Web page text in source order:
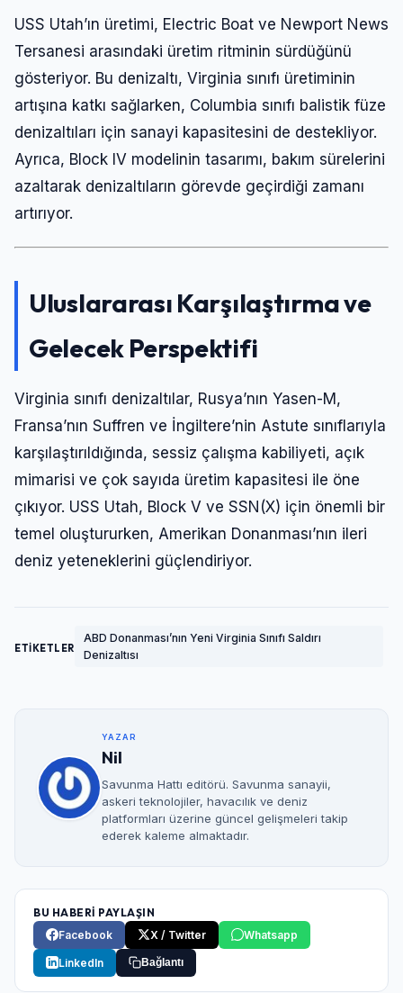
USS Utah’ın üretimi, Electric Boat ve Newport News
Tersanesi arasındaki üretim ritminin sürdüğünü
gösteriyor. Bu denizaltı, Virginia sınıfı üretiminin
artışına katkı sağlarken, Columbia sınıfı balistik füze
denizaltıları için sanayi kapasitesini de destekliyor.
Ayrıca, Block IV modelinin tasarımı, bakım sürelerini
azaltarak denizaltıların görevde geçirdiği zamanı
artırıyor.
Uluslararası Karşılaştırma ve
Gelecek Perspektifi
Virginia sınıfı denizaltılar, Rusya’nın Yasen-M,
Fransa’nın Suffren ve İngiltere’nin Astute sınıflarıyla
karşılaştırıldığında, sessiz çalışma kabiliyeti, açık
mimarisi ve çok sayıda üretim kapasitesi ile öne
çıkıyor. USS Utah, Block V ve SSN(X) için önemli bir
temel oluştururken, Amerikan Donanması’nın ileri
deniz yeteneklerini güçlendiriyor.
ETİKETLER
ABD Donanması’nın Yeni Virginia Sınıfı Saldırı
Denizaltısı
YAZAR
Nil
Savunma Hattı editörü. Savunma sanayii,
askeri teknolojiler, havacılık ve deniz
platformları üzerine güncel gelişmeleri takip
ederek kaleme almaktadır.
BU HABERİ PAYLAŞIN
Facebook
X / Twitter Whatsapp
LinkedIn Bağlantı
Beni Hatırla
Giriş Yap